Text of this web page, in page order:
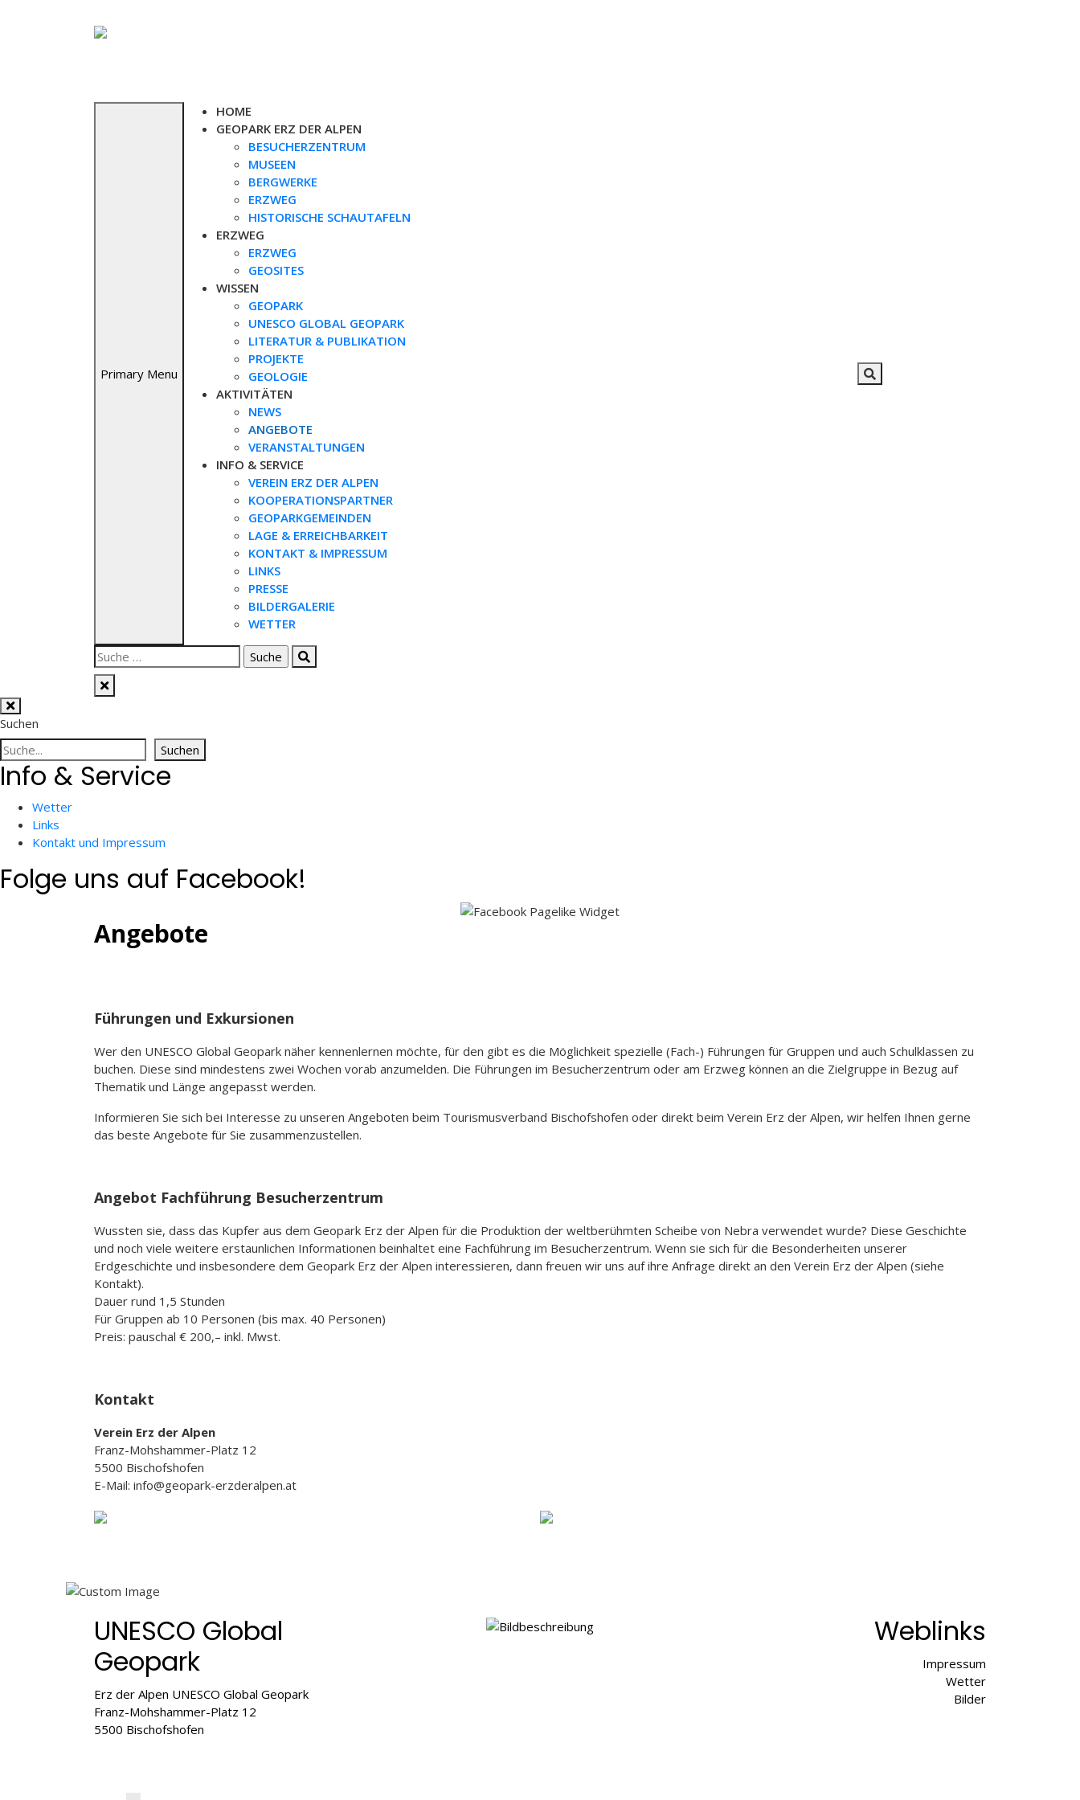
Primary Menu
HOME
GEOPARK ERZ DER ALPEN
BESUCHERZENTRUM
MUSEEN
BERGWERKE
ERZWEG
HISTORISCHE SCHAUTAFELN
ERZWEG
ERZWEG
GEOSITES
WISSEN
GEOPARK
UNESCO GLOBAL GEOPARK
LITERATUR & PUBLIKATION
PROJEKTE
GEOLOGIE
AKTIVITÄTEN
NEWS
ANGEBOTE
VERANSTALTUNGEN
INFO & SERVICE
VEREIN ERZ DER ALPEN
KOOPERATIONSPARTNER
GEOPARKGEMEINDEN
LAGE & ERREICHBARKEIT
KONTAKT & IMPRESSUM
LINKS
PRESSE
BILDERGALERIE
WETTER
Suche
nach:
Suchen
Suchen
Info & Service
Wetter
Links
Kontakt und Impressum
Folge uns auf Facebook!
Angebote
Führungen und Exkursionen
Wer den UNESCO Global Geopark näher kennenlernen möchte, für den gibt es die Möglichkeit spezielle (Fach-) Führungen für Gruppen und auch Schulklassen zu
buchen. Diese sind mindestens zwei Wochen vorab anzumelden. Die Führungen im Besucherzentrum oder am Erzweg können an die Zielgruppe in Bezug auf
Thematik und Länge angepasst werden.
Informieren Sie sich bei Interesse zu unseren Angeboten beim Tourismusverband Bischofshofen oder direkt beim Verein Erz der Alpen, wir helfen Ihnen gerne
das beste Angebote für Sie zusammenzustellen.
Angebot Fachführung Besucherzentrum
Wussten sie, dass das Kupfer aus dem Geopark Erz der Alpen für die Produktion der weltberühmten Scheibe von Nebra verwendet wurde? Diese Geschichte
und noch viele weitere erstaunlichen Informationen beinhaltet eine Fachführung im Besucherzentrum. Wenn sie sich für die Besonderheiten unserer
Erdgeschichte und insbesondere dem Geopark Erz der Alpen interessieren, dann freuen wir uns auf ihre Anfrage direkt an den Verein Erz der Alpen (siehe
Kontakt).
Dauer rund 1,5 Stunden
Für Gruppen ab 10 Personen (bis max. 40 Personen)
Preis: pauschal € 200,– inkl. Mwst.
Kontakt
Verein Erz der Alpen
Franz-Mohshammer-Platz 12
5500 Bischofshofen
E-Mail: info@geopark-erzderalpen.at
UNESCO Global
Geopark
Erz der Alpen UNESCO Global Geopark
Franz-Mohshammer-Platz 12
5500 Bischofshofen
Weblinks
Impressum
Wetter
Bilder